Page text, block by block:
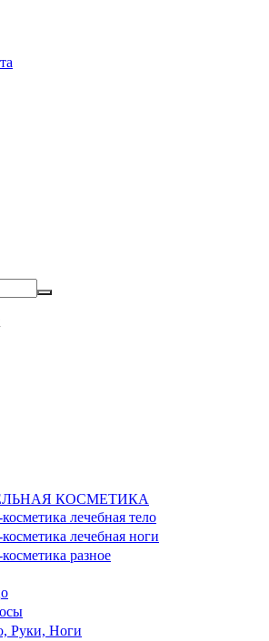
КОСМЕТИКА
лечебная тело
лечебная ноги
разное
Руки, Ноги